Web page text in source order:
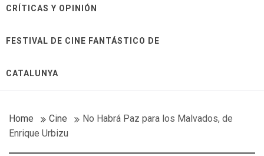
CRÍTICAS Y OPINIÓN
FESTIVAL DE CINE FANTÁSTICO DE
CATALUNYA
Home Cine
No Habrá Paz para los Malvados, de
Enrique Urbizu